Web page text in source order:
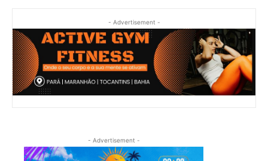
- Advertisement -
- Advertisement -